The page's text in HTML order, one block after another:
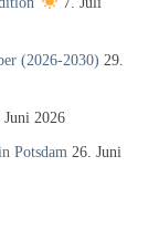
(2026-2030) 29.
Juni 2026
Potsdam 26. Juni